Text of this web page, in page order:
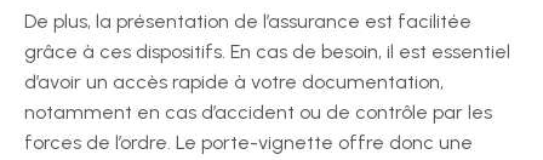
De plus, la présentation de l’assurance est facilitée
grâce à ces dispositifs. En cas de besoin, il est essentiel
d’avoir un accès rapide à votre documentation,
notamment en cas d’accident ou de contrôle par les
forces de l’ordre. Le porte-vignette offre donc une